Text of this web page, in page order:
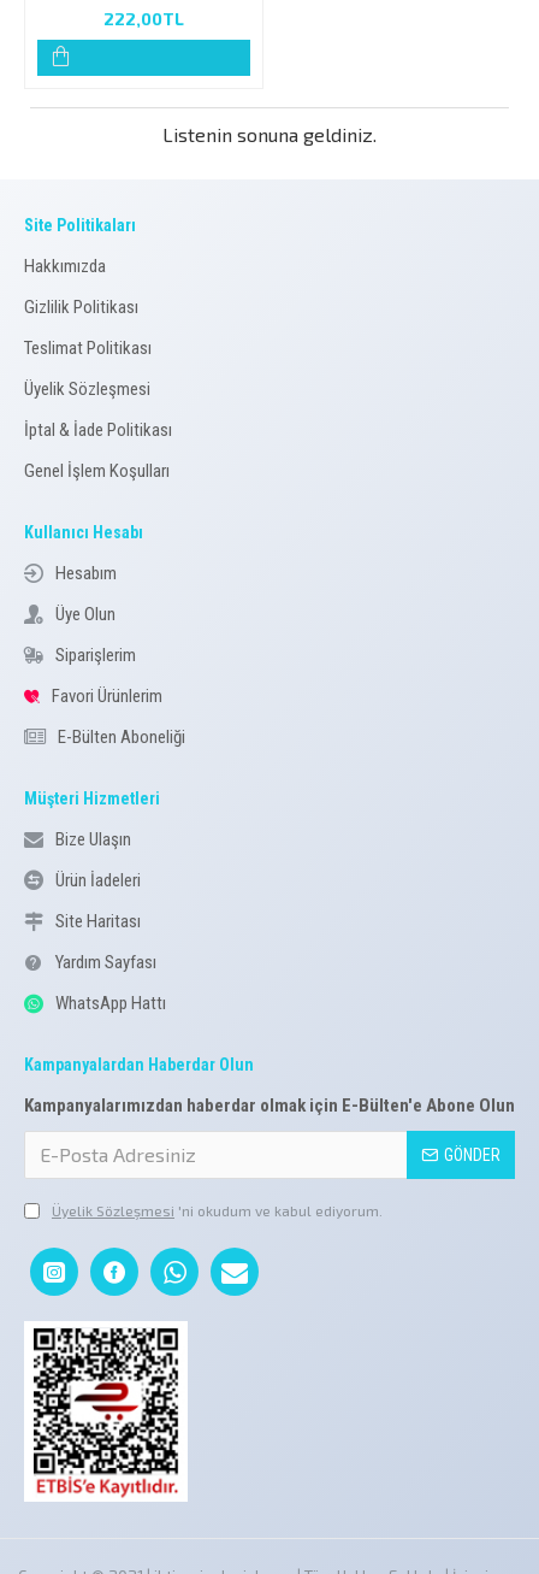
222,00TL
Listenin sonuna geldiniz.
Site Politikaları
Hakkımızda
Gizlilik Politikası
Teslimat Politikası
Üyelik Sözleşmesi
İptal & İade Politikası
Genel İşlem Koşulları
Kullanıcı Hesabı
Hesabım
Üye Olun
Siparişlerim
Favori Ürünlerim
E-Bülten Aboneliği
Müşteri Hizmetleri
Bize Ulaşın
Ürün İadeleri
Site Haritası
Yardım Sayfası
WhatsApp Hattı
Kampanyalardan Haberdar Olun
Kampanyalarımızdan haberdar olmak için E-Bülten'e Abone Olun
GÖNDER
Üyelik Sözleşmesi 'ni okudum ve kabul ediyorum.